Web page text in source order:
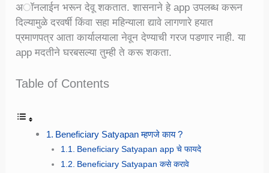
अॉनलाईन भरून देवू शकतात. शासनाने हे app उपलब्ध करून
दिल्यामुळे दरवर्षी किंवा सहा महिन्याला द्यावे लागणारे हयात
प्रमाणपत्र आता कार्यालयाला नेवून देण्याची गरज पडणार नाही. या
app मदतीने घरबसल्या तुम्ही ते करू शकता.
Table of Contents
Beneficiary Satyapan म्हणजे काय ?
Beneficiary Satyapan app चे फायदे
Beneficiary Satyapan कसे करावे